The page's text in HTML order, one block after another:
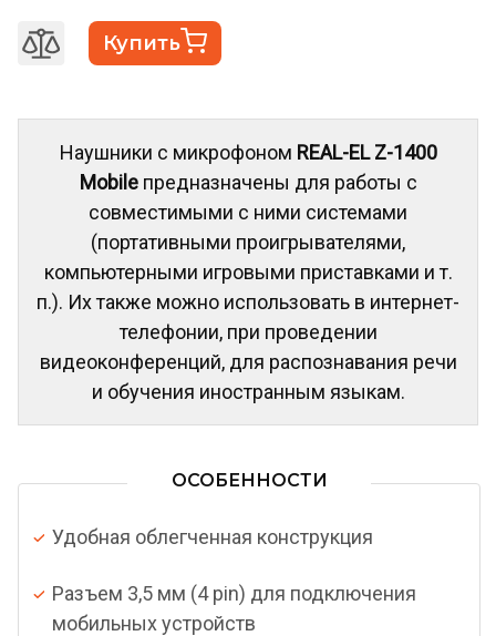
Купить
Наушники с микрофоном REAL-EL Z-1400
Mobileпредназначены для работы с
совместимыми с ними системами
(портативными проигрывателями,
компьютерными игровыми приставками и т.
п.). Их также можно использовать в интернет-
телефонии, при проведении
видеоконференций, для распознавания речи
и обучения иностранным языкам.
ОСОБЕННОСТИ
Удобная облегченная конструкция
Разъем 3,5 мм (4 pin) для подключения
мобильных устройств